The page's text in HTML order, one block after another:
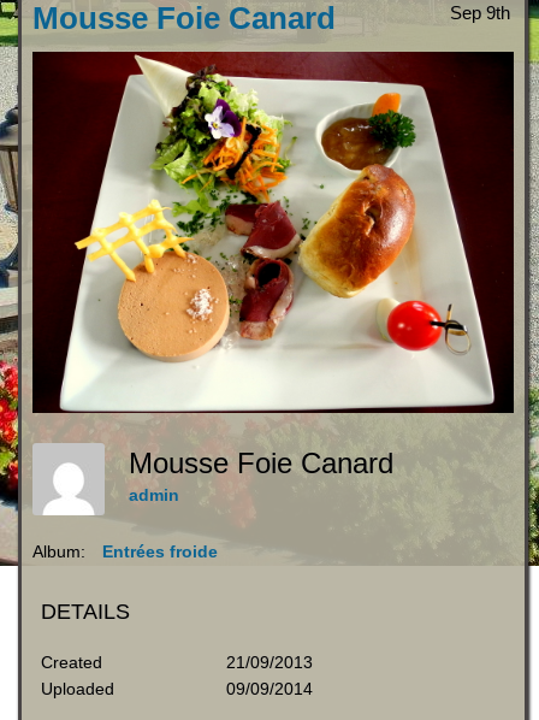
Sep 9th
Mousse Foie Canard
Mousse Foie Canard
admin
Album: Entrées froide
DETAILS
Created
21/09/2013
Uploaded
09/09/2014